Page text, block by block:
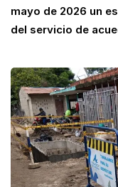
mayo de 2026 un
del servicio de